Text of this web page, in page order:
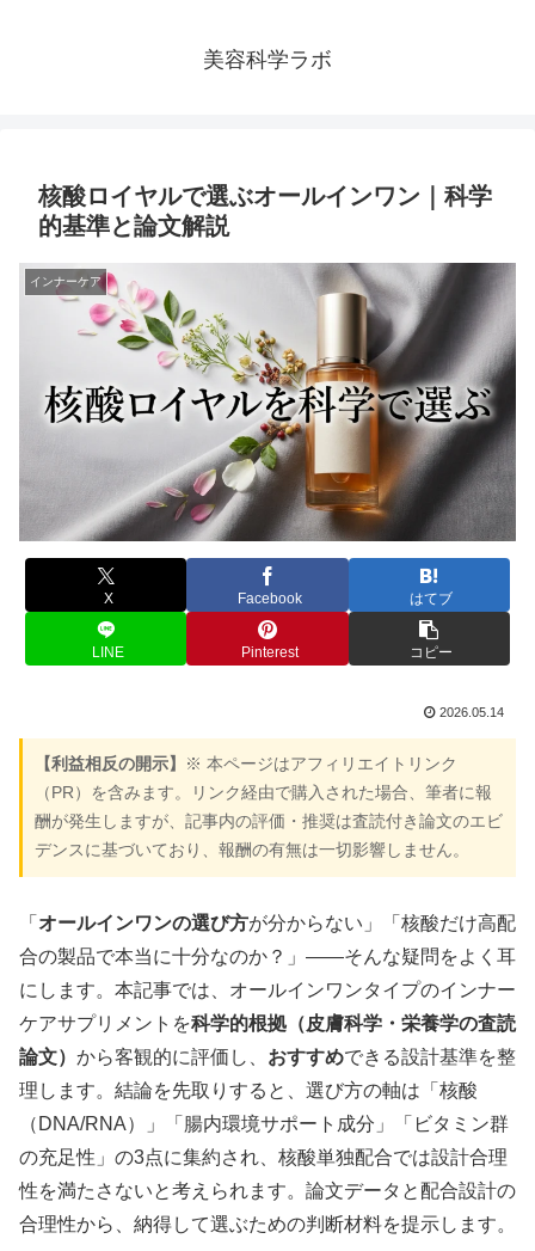
美容科学ラボ
核酸ロイヤルで選ぶオールインワン｜科学
的基準と論文解説
インナーケア
X Facebook はてブ
LINE Pinterest コピー
2026.05.14
【利益相反の開示】
※ 本ページはアフィリエイトリンク
（PR）を含みます。リンク経由で購入された場合、筆者に報
酬が発生しますが、記事内の評価・推奨は査読付き論文のエビ
デンスに基づいており、報酬の有無は一切影響しません。
「 オールインワンの選び方が分からない」「核酸だけ高配
合の製品で本当に十分なのか？」——そんな疑問をよく耳
にします。本記事では、オールインワンタイプのインナー
ケアサプリメントを科学的根拠（皮膚科学・栄養学の査読
論文） から客観的に評価し、 おすすめできる設計基準を整
理します。結論を先取りすると、選び方の軸は「核酸
（DNA/RNA）」「腸内環境サポート成分」「ビタミン群
の充足性」の3点に集約され、核酸単独配合では設計合理
性を満たさないと考えられます。論文データと配合設計の
合理性から、納得して選ぶための判断材料を提示します。